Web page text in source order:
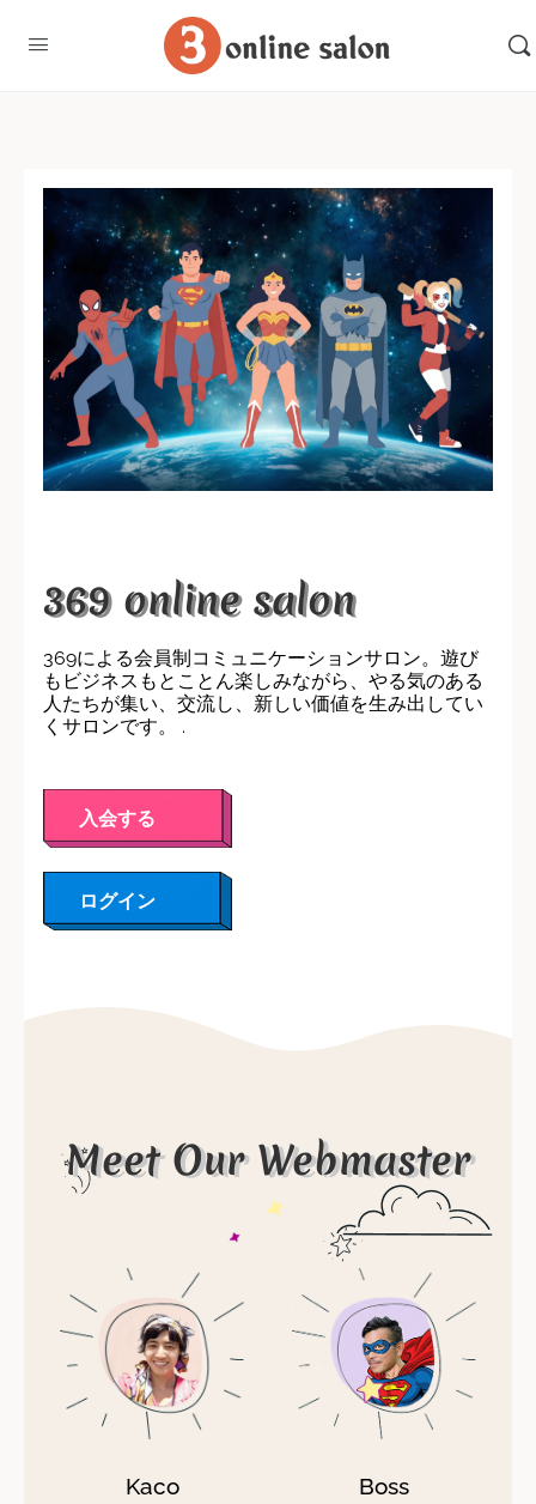
369 online salon
369による会員制コミュニケーションサロン。遊び
もビジネスもとことん楽しみながら、やる気のある
人たちが集い、交流し、新しい価値を生み出してい
くサロンです。 .
入会する
ログイン
Meet Our Webmaster
Kaco Boss